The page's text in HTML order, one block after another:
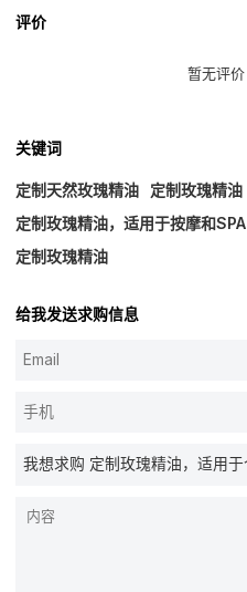
评价
暂无评价
关键词
定制天然玫瑰精油
定制玫瑰精油
定制玫瑰精油，适用于按摩和SPA
定制玫瑰精油
给我发送求购信息